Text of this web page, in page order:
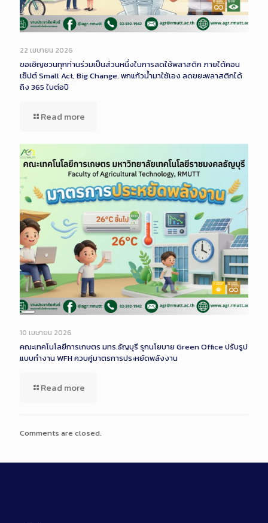
22 เมษายน 2026
ขอเชิญชวนทุกท่านร่วมเป็นส่วนหนึ่งในการลดใช้พลาสติก ภายใต้คอน
เซ็ปต์ Small Act, Big Change. พกแก้วน้ำมาใช้เอง ลดขยะพลาสติกได้
ถึง 365 ใบต่อปี
Read more
Long
Description
10 เมษายน 2026
คณะเทคโนโลยีการเกษตร มทร.ธัญบุรี รุกนโยบาย Green Office ปรับรูป
แบบทำงาน WFH ควบคู่มาตรการประหยัดพลังงาน
Read more
Comments are closed.